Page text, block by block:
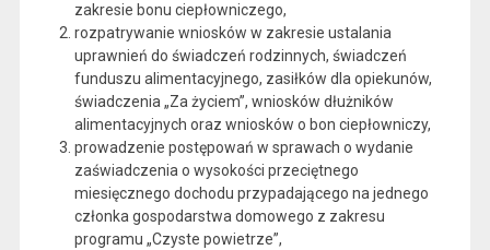
zakresie bonu ciepłowniczego,
rozpatrywanie wniosków w zakresie ustalania
uprawnień do świadczeń rodzinnych, świadczeń
funduszu alimentacyjnego, zasiłków dla opiekunów,
świadczenia „Za życiem”, wniosków dłużników
alimentacyjnych oraz wniosków o bon ciepłowniczy,
prowadzenie postępowań w sprawach o wydanie
zaświadczenia o wysokości przeciętnego
miesięcznego dochodu przypadającego na jednego
członka gospodarstwa domowego z zakresu
programu „Czyste powietrze”,